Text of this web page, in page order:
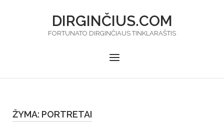
DIRGINČIUS.COM
FORTUNATO DIRGINČIAUS TINKLARAŠTIS
Menu
ŽYMA: PORTRETAI